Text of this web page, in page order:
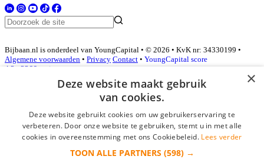
Bijbaan.nl is onderdeel van YoungCapital • © 2026 • KvK nr: 34330199 •
Algemene voorwaarden • Privacy Contact • YoungCapital score
4.3 - 3366 reviews
Inloggen als bedrijf
*
×
Deze website maakt gebruik
van cookies.
Deze website gebruikt cookies om uw gebruikerservaring te
verbeteren. Door onze website te gebruiken, stemt u in met alle
cookies in overeenstemming met ons Cookiebeleid. Lees verder
TOON ALLE PARTNERS (598) →